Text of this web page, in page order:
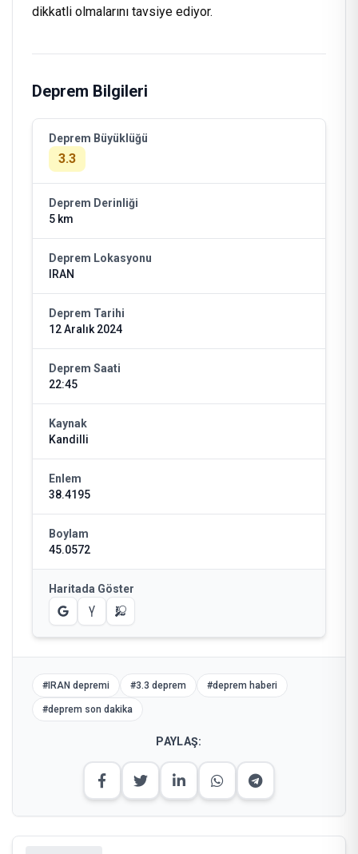
dikkatli olmalarını tavsiye ediyor.
Deprem Bilgileri
Deprem Büyüklüğü
3.3
Deprem Derinliği
5 km
Deprem Lokasyonu
IRAN
Deprem Tarihi
12 Aralık 2024
Deprem Saati
22:45
Kaynak
Kandilli
Enlem
38.4195
Boylam
45.0572
Haritada Göster
# IRAN depremi #3.3 deprem #deprem haberi
#deprem son dakika
PAYLAŞ: